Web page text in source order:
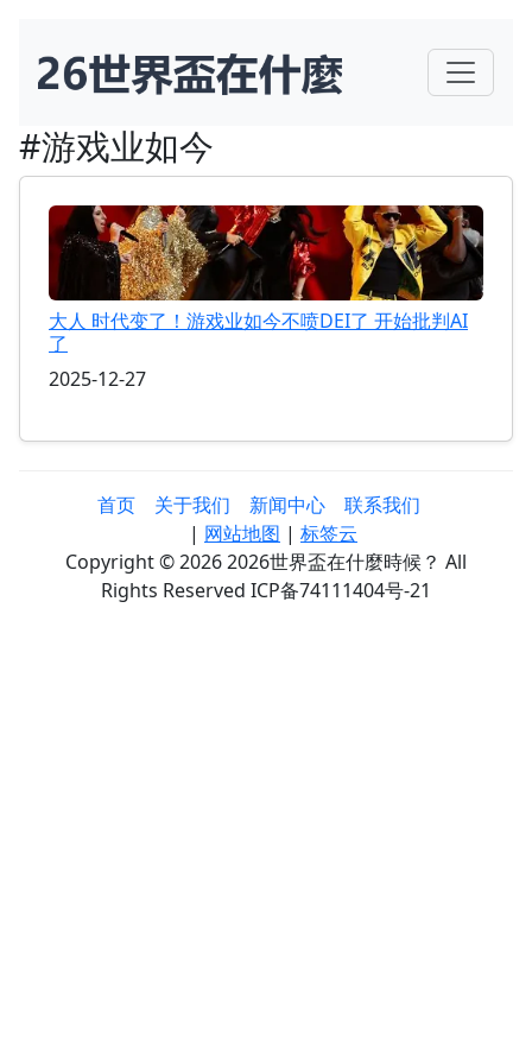
#游戏业如今
大人 时代变了！游戏业如今不喷DEI了 开始批判AI
了
2025-12-27
首页 关于我们 新闻中心
联系我们
| 网站地图 | 标签云
Copyright © 2026 2026世界盃在什麼時候？ All
Rights Reserved ICP备74111404号-21